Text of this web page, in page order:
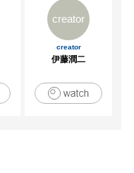
creator
creator
伊藤潤二